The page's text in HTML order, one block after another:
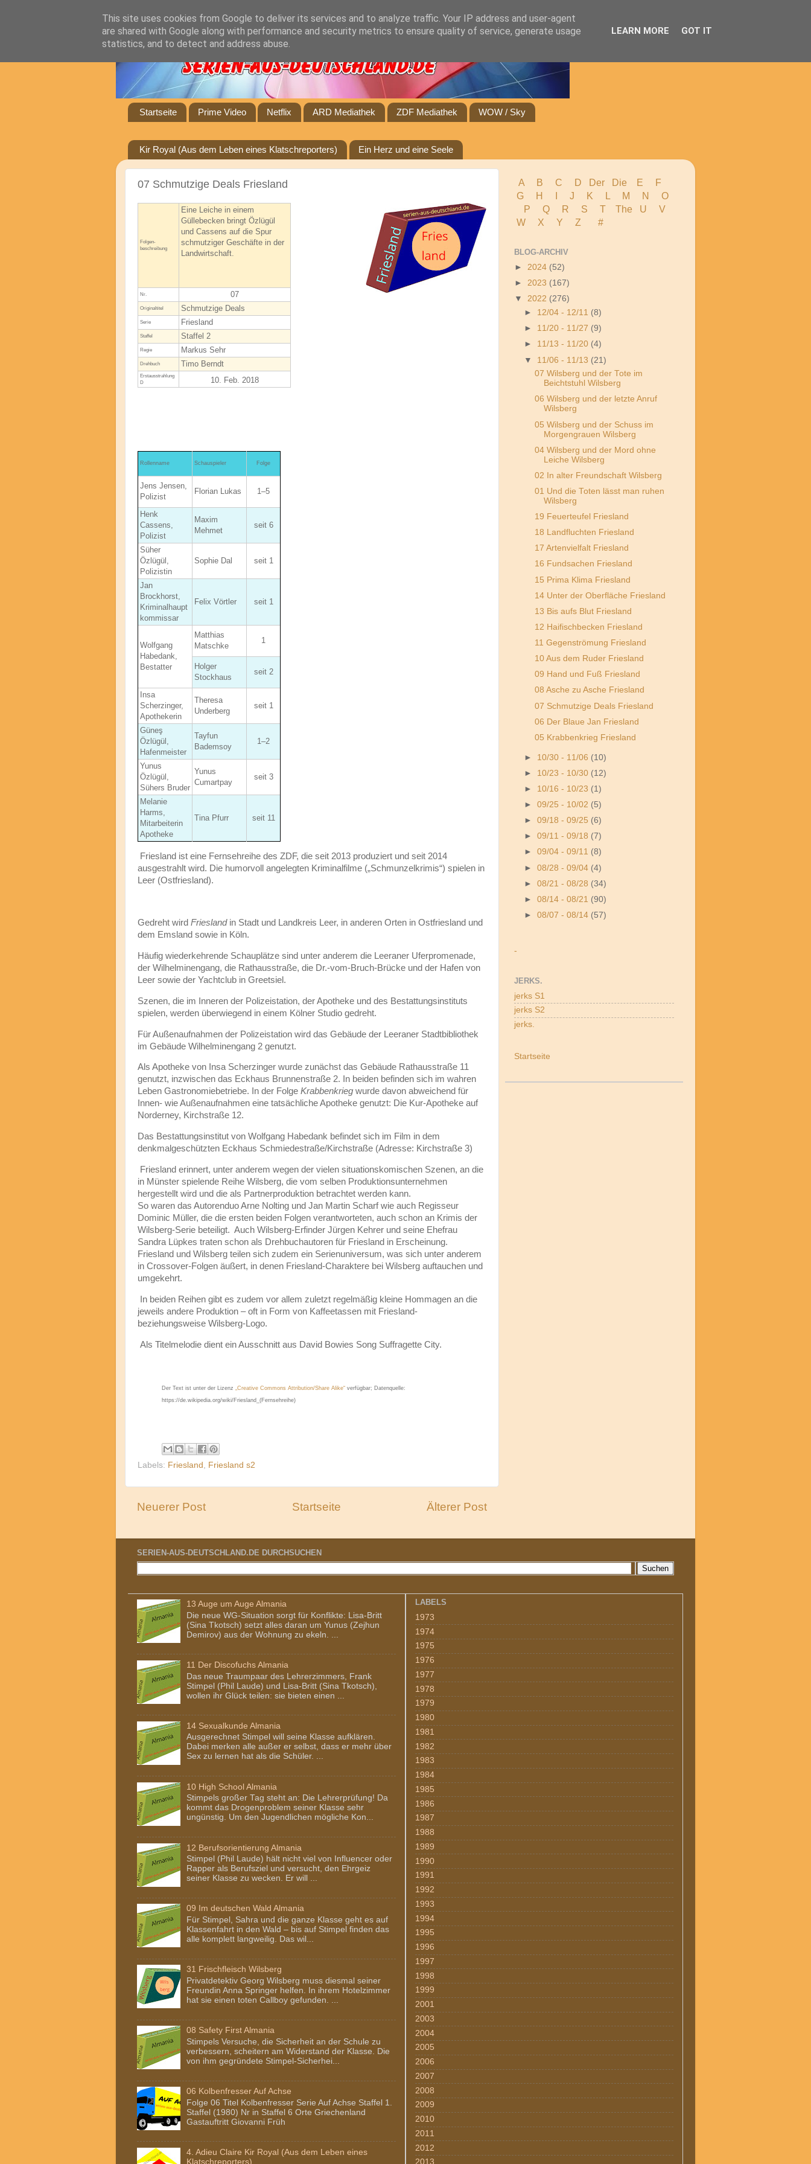
Startseite Prime Video Netflix ARD Mediathek ZDF Mediathek WOW / Sky
Kir Royal (Aus dem Leben eines Klatschreporters) Ein Herz und eine Seele
07 Schmutzige Deals Friesland
Folgen-
beschreibung
Eine Leiche in einem
Güllebecken bringt Özlügül
und Cassens auf die Spur
schmutziger Geschäfte in der
Landwirtschaft.
Nr. 07
Original­titel Schmutzige Deals
Serie Friesland
Staffel Staffel 2
Regie Markus Sehr
Drehbuch Timo Berndt
Erstaus­strahlung
D
10. Feb. 2018
Rollenname Schauspieler Folge
Jens Jensen,
Polizist
Florian Lukas 1–5
Henk
Cassens,
Polizist
Maxim
Mehmet
seit 6
Süher
Özlügül,
Polizistin
Sophie Dal seit 1
Jan
Brockhorst,
Kriminalhaupt
kommissar
Felix Vörtler seit 1
Wolfgang
Habedank,
Bestatter
Matthias
Matschke
1
Holger
Stockhaus
seit 2
Insa
Scherzinger,
Apothekerin
Theresa
Underberg
seit 1
Güneş
Özlügül,
Hafenmeister
Tayfun
Bademsoy
1–2
Yunus
Özlügül,
Sühers Bruder
Yunus
Cumartpay
seit 3
Melanie
Harms,
Mitarbeiterin
Apotheke
Tina Pfurr seit 11
Friesland ist eine Fernsehreihe des ZDF, die seit 2013 produziert und seit 2014
ausgestrahlt wird. Die humorvoll angelegten Kriminalfilme („Schmunzelkrimis“) spielen in
Leer (Ostfriesland).
Gedreht wird Frieslandin Stadt und Landkreis Leer, in anderen Orten in Ostfriesland und
dem Emsland sowie in Köln.
Häufig wiederkehrende Schauplätze sind unter anderem die Leeraner Uferpromenade,
der Wilhelminengang, die Rathausstraße, die Dr.-vom-Bruch-Brücke und der Hafen von
Leer sowie der Yachtclub in Greetsiel.
Szenen, die im Inneren der Polizeistation, der Apotheke und des Bestattungsinstituts
spielen, werden überwiegend in einem Kölner Studio gedreht.
Für Außenaufnahmen der Polizeistation wird das Gebäude der Leeraner Stadtbibliothek
im Gebäude Wilhelminengang 2 genutzt.
Als Apotheke von Insa Scherzinger wurde zunächst das Gebäude Rathausstraße 11
genutzt, inzwischen das Eckhaus Brunnenstraße 2. In beiden befinden sich im wahren
Leben Gastronomiebetriebe. In der Folge Krabbenkrieg wurde davon abweichend für
Innen- wie Außenaufnahmen eine tatsächliche Apotheke genutzt: Die Kur-Apotheke auf
Norderney, Kirchstraße 12.
Das Bestattungsinstitut von Wolfgang Habedank befindet sich im Film in dem
denkmalgeschützten Eckhaus Schmiedestraße/Kirchstraße (Adresse: Kirchstraße 3)
Friesland erinnert, unter anderem wegen der vielen situationskomischen Szenen, an die
in Münster spielende Reihe Wilsberg, die vom selben Produktionsunternehmen
hergestellt wird und die als Partnerproduktion betrachtet werden kann.
So waren das Autorenduo Arne Nolting und Jan Martin Scharf wie auch Regisseur
Dominic Müller, die die ersten beiden Folgen verantworteten, auch schon an Krimis der
Wilsberg-Serie beteiligt. Auch Wilsberg-Erfinder Jürgen Kehrer und seine Ehefrau
Sandra Lüpkes traten schon als Drehbuchautoren für Friesland in Erscheinung.
Friesland und Wilsberg teilen sich zudem ein Serienuniversum, was sich unter anderem
in Crossover-Folgen äußert, in denen Friesland-Charaktere bei Wilsberg auftauchen und
umgekehrt.
In beiden Reihen gibt es zudem vor allem zuletzt regelmäßig kleine Hommagen an die
jeweils andere Produktion – oft in Form von Kaffeetassen mit Friesland-
beziehungsweise Wilsberg-Logo.
Als Titelmelodie dient ein Ausschnitt aus David Bowies Song Suffragette City.
Der Text ist unter der Lizenz „Creative Commons Attribution/Share Alike“ verfügbar; Datenquelle:
https://de.wikipedia.org/wiki/Friesland_(Fernsehreihe)
Labels: Friesland Friesland s2
Neuerer Post Älterer Post
Startseite
A B C D Der Die E
F
G
H I J K L M N
O
P Q
R S T The
U V
W X Y
Z #
BLOG-ARCHIV
► 2024 (52)
► 2023 (167)
▼ 2022 (276)
► 12/04 - 12/11 (8)
► 11/20 - 11/27 (9)
► 11/13 - 11/20 (4)
▼ 11/06 - 11/13 (21)
07 Wilsberg und der Tote im
Beichtstuhl Wilsberg
06 Wilsberg und der letzte Anruf
Wilsberg
05 Wilsberg und der Schuss im
Morgengrauen Wilsberg
04 Wilsberg und der Mord ohne
Leiche Wilsberg
02 In alter Freundschaft Wilsberg
01 Und die Toten lässt man ruhen
Wilsberg
19 Feuerteufel Friesland
18 Landfluchten Friesland
17 Artenvielfalt Friesland
16 Fundsachen Friesland
15 Prima Klima Friesland
14 Unter der Oberfläche Friesland
13 Bis aufs Blut Friesland
12 Haifischbecken Friesland
11 Gegenströmung Friesland
10 Aus dem Ruder Friesland
09 Hand und Fuß Friesland
08 Asche zu Asche Friesland
07 Schmutzige Deals Friesland
06 Der Blaue Jan Friesland
05 Krabbenkrieg Friesland
► 10/30 - 11/06 (10)
► 10/23 - 10/30 (12)
► 10/16 - 10/23 (1)
►09/25 - 10/02 (5)
►09/18 - 09/25 (6)
►09/11 - 09/18 (7)
►09/04 - 09/11 (8)
►08/28 - 09/04 (4)
►08/21 - 08/28 (34)
►08/14 - 08/21 (90)
►08/07 - 08/14 (57)
-
JERKS.
jerks S1
jerks S2
jerks.
Startseite
SERIEN-AUS-DEUTSCHLAND.DE DURCHSUCHEN
13 Auge um Auge Almania
Die neue WG-Situation sorgt für Konflikte: Lisa-Britt
(Sina Tkotsch) setzt alles daran um Yunus (Zejhun
Demirov) aus der Wohnung zu ekeln. ...
11 Der Discofuchs Almania
Das neue Traumpaar des Lehrerzimmers, Frank
Stimpel (Phil Laude) und Lisa-Britt (Sina Tkotsch),
wollen ihr Glück teilen: sie bieten einen ...
14 Sexualkunde Almania
Ausgerechnet Stimpel will seine Klasse aufklären.
Dabei merken alle außer er selbst, dass er mehr über
Sex zu lernen hat als die Schüler. ...
10 High School Almania
Stimpels großer Tag steht an: Die Lehrerprüfung! Da
kommt das Drogenproblem seiner Klasse sehr
ungünstig. Um den Jugendlichen mögliche Kon...
12 Berufsorientierung Almania
Stimpel (Phil Laude) hält nicht viel von Influencer oder
Rapper als Berufsziel und versucht, den Ehrgeiz
seiner Klasse zu wecken. Er will ...
09 Im deutschen Wald Almania
Für Stimpel, Sahra und die ganze Klasse geht es auf
Klassenfahrt in den Wald – bis auf Stimpel finden das
alle komplett langweilig. Das wil...
31 Frischfleisch Wilsberg
Privatdetektiv Georg Wilsberg muss diesmal seiner
Freundin Anna Springer helfen. In ihrem Hotelzimmer
hat sie einen toten Callboy gefunden. ...
08 Safety First Almania
Stimpels Versuche, die Sicherheit an der Schule zu
verbessern, scheitern am Widerstand der Klasse. Die
von ihm gegründete Stimpel-Sicherhei...
06 Kolbenfresser Auf Achse
Folge 06 Titel Kolbenfresser Serie Auf Achse Staffel 1.
Staffel (1980) Nr in Staffel 6 Orte Griechenland
Gastauftritt Giovanni Früh
4. Adieu Claire Kir Royal (Aus dem Leben eines
Klatschreporters)
LABELS
1973
1974
1975
1976
1977
1978
1979
1980
1981
1982
1983
1984
1985
1986
1987
1988
1989
1990
1991
1992
1993
1994
1995
1996
1997
1998
1999
2001
2003
2004
2005
2006
2007
2008
2009
2010
2011
2012
2013
This site uses cookies from Google to deliver its services and to analyze traffic. Your IP address and user-agent
are shared with Google along with performance and security metrics to ensure quality of service, generate usage
statistics, and to detect and address abuse.
LEARN MORE GOT IT